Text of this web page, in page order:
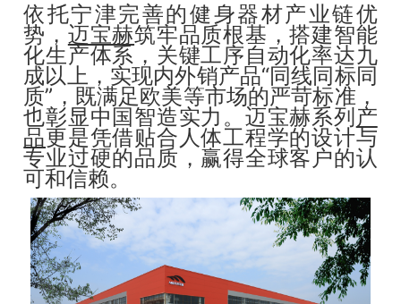
依托宁津完善的健身器材产业链优
势， 迈宝赫筑牢品质根基，搭建智能
化生产体系，关键工序自动化率达九
成以上，实现内外销产品“同线同标同
质”，既满足欧美等市场的严苛标准，
也彰显中国智造实力。迈宝赫系列 产
品更是凭借贴合人体工程学的设计与
专业过硬的品质，赢得全球客户的认
可和信赖。